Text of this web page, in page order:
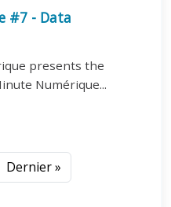
#7 - Data
presents the
Numérique...
page
Last page
Dernier »